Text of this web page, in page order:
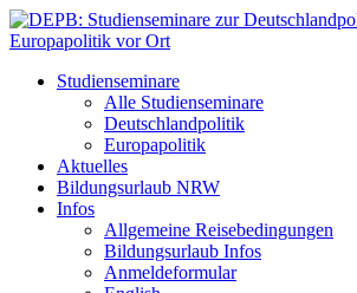
Studienseminare
Alle Studienseminare
Deutschlandpolitik
Europapolitik
Aktuelles
Bildungsurlaub NRW
Infos
Allgemeine Reisebedingungen
Bildungsurlaub Infos
Anmeldeformular